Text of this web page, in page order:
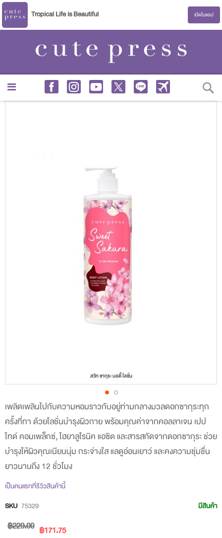
Tropical Life is Beautiful เปิดในแอป
เพลิดเพลินไปกับความหอมราวกับอยู่ท่ามกลางมวลดอกซากุระทุก
ครั้งที่ทา ด้วยโลชั่นบำรุงผิวกาย พร้อมคุณค่าจากคอลลาเจน เปป
ไทด์ คอมเพล็กซ์, ไฮยาลูโรนิค แอซิด และสารสกัดจากดอกซากุระ ช่วย
บำรุงให้ผิวคุณเนียนนุ่ม กระจ่างใส แลดูอ่อนเยาว์ และคงความชุ่มชื่น
ยาวนานถึง 12 ชั่วโมง
เป็นคนแรกที่รีวิวสินค้านี้
มีสินค้า
SKU 75329
฿171.75
฿229.00
สวีท ซากุระ บอดี้ โลชั่น
Skip
to
the
beginning
of
the
gallery